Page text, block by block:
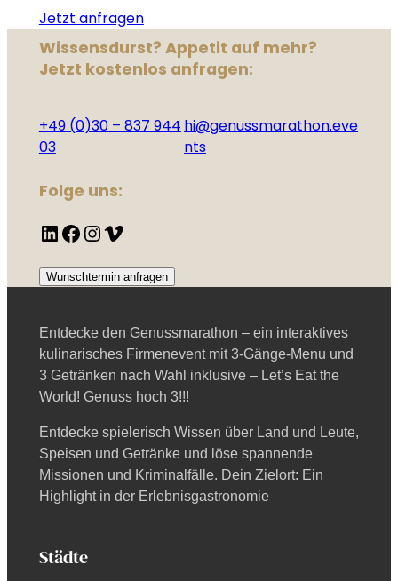
Jetzt anfragen
Wissensdurst? Appetit auf mehr?
Jetzt kostenlos anfragen:
+49 (0)30 – 837 944
03
hi@genussmarathon.eve
nts
Folge uns:
LinkedIn Facebook InstagramVimeo
Wunschtermin anfragen
Entdecke den Genussmarathon – ein interaktives
kulinarisches Firmenevent mit 3-Gänge-Menu und
3 Getränken nach Wahl inklusive – Let’s Eat the
World! Genuss hoch 3!!!
Entdecke spielerisch Wissen über Land und Leute,
Speisen und Getränke und löse spannende
Missionen und Kriminalfälle. Dein Zielort: Ein
Highlight in der Erlebnisgastronomie
Städte